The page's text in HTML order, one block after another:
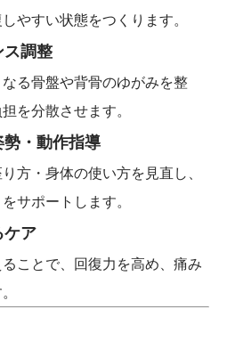
やすい状態をつくります。
ス調整
る骨盤や背骨のゆがみを整
を分散させます。
・動作指導
方・身体の使い方を見直し、
サポートします。
ケア
ことで、回復力を高め、痛み